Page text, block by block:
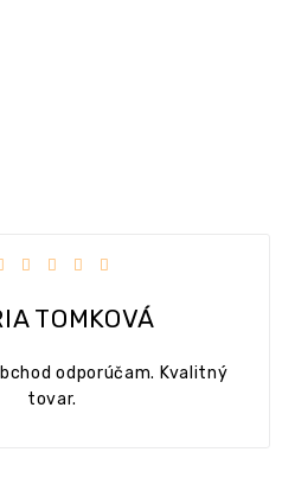
TOMKOVÁ
obchodu je 5 z 5
odporúčam. Kvalitný
tovar.